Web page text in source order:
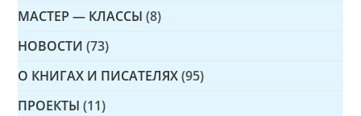
МАСТЕР — КЛАССЫ (8)
НОВОСТИ (73)
О КНИГАХ И ПИСАТЕЛЯХ (95)
ПРОЕКТЫ (11)